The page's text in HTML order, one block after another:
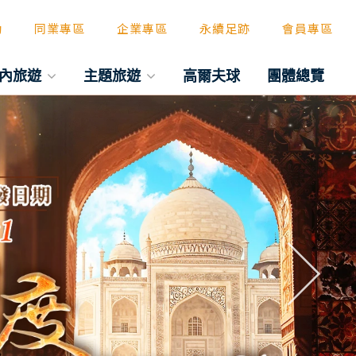
同業專區 企業專區 永續足跡 會員專區
旅遊 主題旅遊 高爾夫球 團體總覽
往後